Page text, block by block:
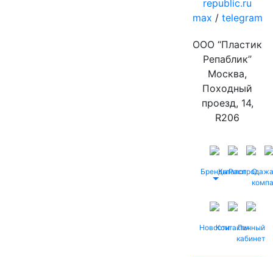
republic.ru
max / telegram
ООО “Пластик
Репаблик”
Москва,
Походный
проезд, 14,
R206
БрендыКаталог
Распродажа
О
НовостиКонтактыЛичный
кабинет